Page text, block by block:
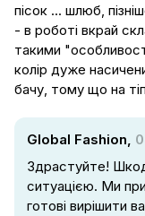
пісок ... шлюб,
- в роботі вкрай
такими
колір дуже
бачу, тому що на
Global Fashion,
Здрастуйте!
ситуацією. Ми
готові вирішити